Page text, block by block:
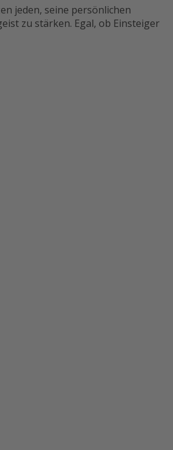
jeden, seine persönlichen
zu stärken. Egal, ob Einsteiger